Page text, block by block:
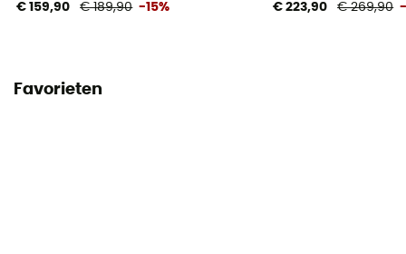
€ 159,90 € 189,90 -15% € 223,90 € 269,90 -
Favorieten